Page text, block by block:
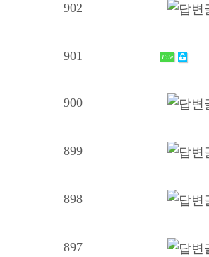
902
901 File
900
899
898
897